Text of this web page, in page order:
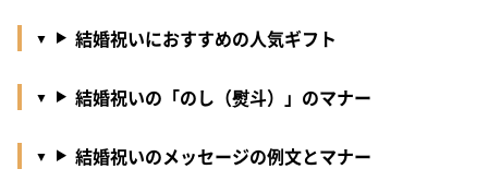
結婚祝いにおすすめの人気ギフト
結婚祝いの「のし（熨斗）」のマナー
結婚祝いのメッセージの例文とマナー